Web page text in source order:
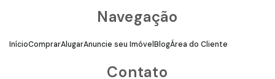
Navegação
InícioComprarAlugarAnuncie seu ImóvelBlogÁrea do Cliente
Contato